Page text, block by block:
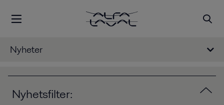
Nyheter
Nyhetsfilter: